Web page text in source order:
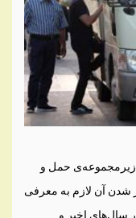
زیرمجموعه‌ی حمل و
شدن آن لازم به معرفی
اخیر و